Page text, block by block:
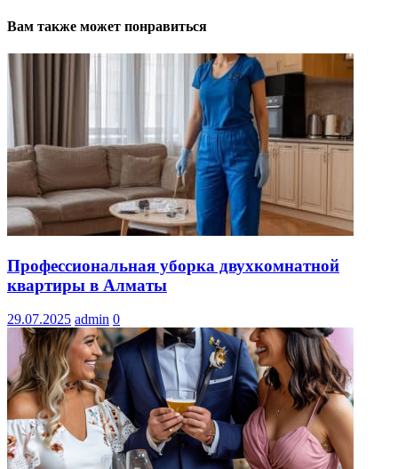
Вам также может понравиться
Профессиональная уборка двухкомнатной
квартиры в Алматы
29.07.2025 admin 0